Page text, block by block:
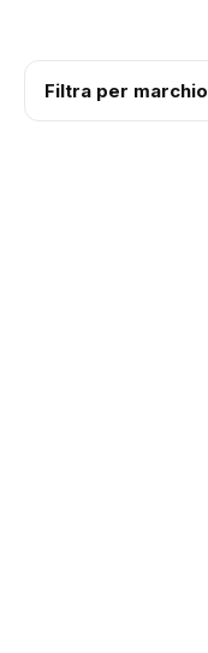
Filtra per marchio